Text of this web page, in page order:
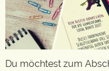
Du möchtest zum